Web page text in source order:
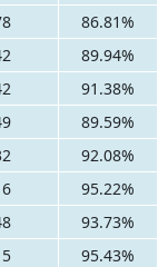
86.81%
89.94%
91.38%
89.59%
92.08%
95.22%
93.73%
95.43%